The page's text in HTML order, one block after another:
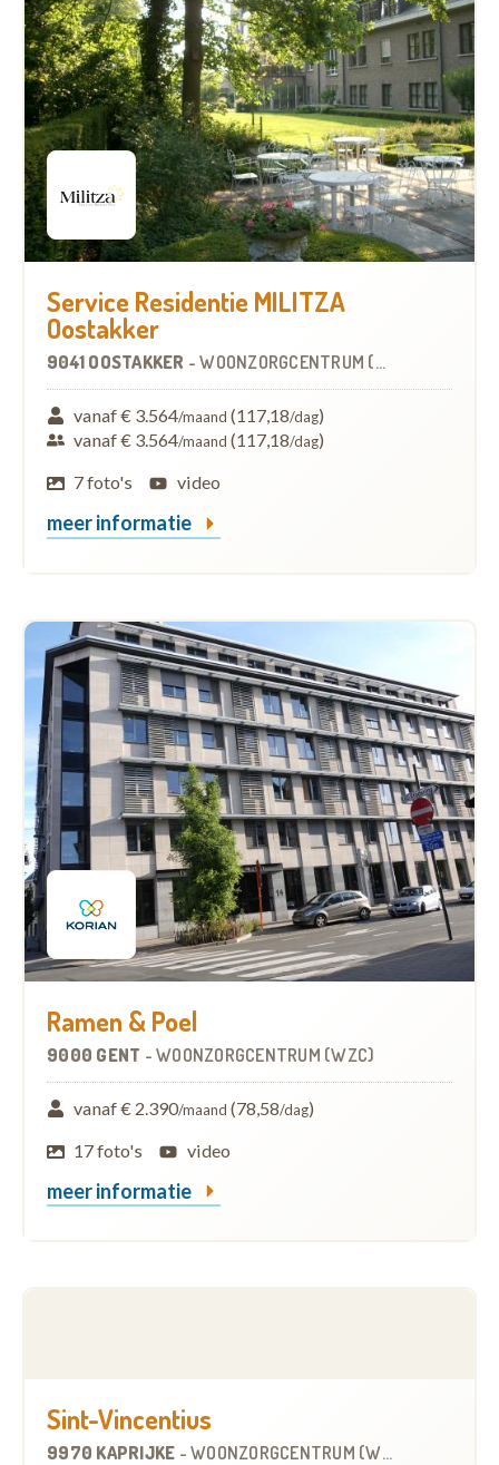
Service Residentie MILITZA
Oostakker
9041 OOSTAKKER -WOONZORGCENTRUM (WZC)
vanaf € 3.564/maand (117,18/dag)
vanaf € 3.564/maand (117,18/dag)
7 foto's
video
meer informatie
Ramen & Poel
9000 GENT - WOONZORGCENTRUM (WZC)
vanaf € 2.390/maand (78,58/dag)
17 foto's
video
meer informatie
Sint-Vincentius
9970 KAPRIJKE - WOONZORGCENTRUM (WZC)